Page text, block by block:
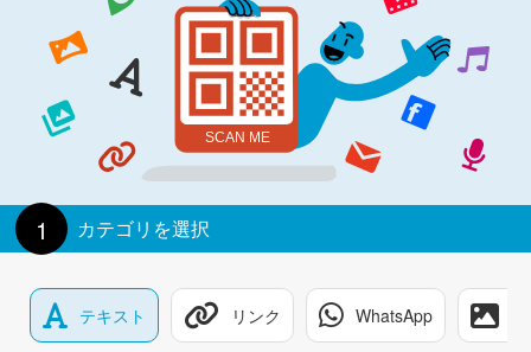
1 カテゴリを選択
テキスト リンク WhatsApp